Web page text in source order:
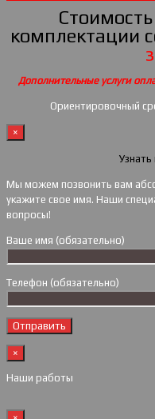
комплектации
Дополнительные услуги
Ориентировочный
×
Узнать
Мы можем позвонить вам
укажите свое имя. Наши
вопросы!
Ваше имя (обязательно)
Телефон (обязательно)
×
Наши работы